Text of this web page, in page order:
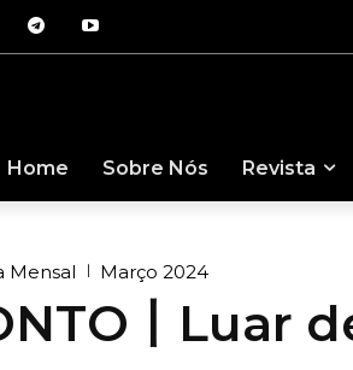
Home Sobre Nós Revista
Mensal Março 2024
丨Luar